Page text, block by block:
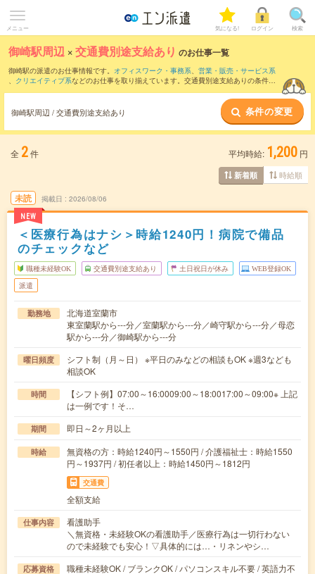
メニュー 気になる! ログイン 検索
御崎駅周辺 ×交通費別途支給あり のお仕事一覧
御崎駅の派遣のお仕事情報です。 オフィスワーク・事務系、 営業・販売・サービス系
、 クリエイティブ系などのお仕事を取り揃えています。交通費別途支給ありの条件の
御崎駅周辺 / 交通費別途支給あり 条件の変更
全 2件 平均時給: 1,200 円
新着順 時給順
未読
NEW
掲載日 2026/08/06
＜医療行為はナシ＞時給1240円！病院で備品
のチェックなど
職種未経験OK 交通費別途支給あり 土日祝日が休み WEB登録OK
派遣
勤務地
北海道室蘭市
東室蘭駅から---分／室蘭駅から---分／崎守駅から---分／母恋
駅から---分／御崎駅から---分
曜日頻度
シフト制（月～日） ※平日のみなどの相談もOK ※週3なども
相談OK
時間
【シフト例】07:00～16:0009:00～18:0017:00～09:00※ 上記
は一例です！そ…
期間 即日～2ヶ月以上
時給
無資格の方：時給1240円～1550円 / 介護福祉士：時給1550
円～1937円 / 初任者以上：時給1450円～1812円
交通費
全額支給
仕事内容
看護助手
＼無資格・未経験OKの看護助手／医療行為は一切行わない
ので未経験でも安心！▽具体的には…・リネンやシ…
応募資格
職種未経験OK / ブランクOK / パソコンスキル不要 / 英語力不